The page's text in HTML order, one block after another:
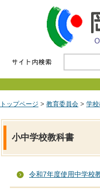
トップページ > 教育委員会 > 学校
小中学校教科書
令和7年度使用中学校